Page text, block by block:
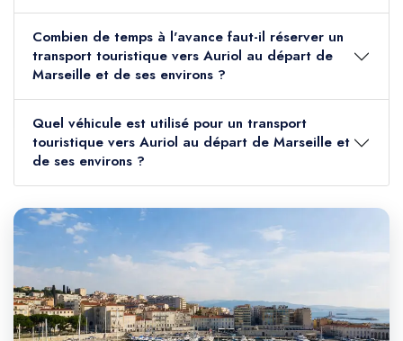
Combien de temps à l'avance faut-il réserver un
transport touristique vers Auriol au départ de
Marseille et de ses environs ?
Quel véhicule est utilisé pour un transport
touristique vers Auriol au départ de Marseille et
de ses environs ?